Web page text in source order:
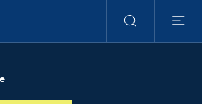
RechercheMenu